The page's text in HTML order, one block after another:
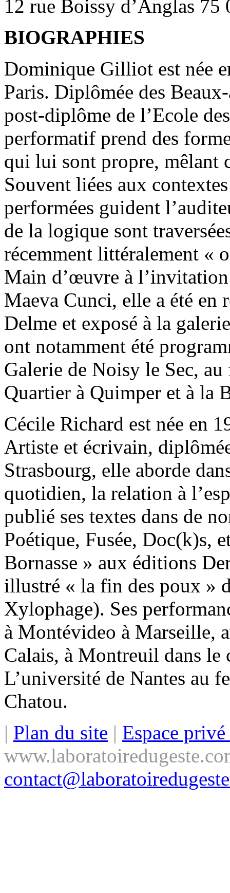
12 rue Boissy d’Anglas 75
BIOGRAPHIES
Dominique Gilliot est née
Paris. Diplômée des
post-diplôme de l’Ecole
performatif prend des
qui lui sont propre, mêlant
Souvent liées aux
performées guident
de la logique sont
récemment littéralement «
Main d’œuvre à
Maeva Cunci, elle a été en
Delme et exposé à la
ont notamment été
Galerie de Noisy le Sec,
Quartier à Quimper et à la
Cécile Richard est née en
Artiste et écrivain,
Strasbourg, elle aborde
quotidien, la relation à
publié ses textes dans de
Poétique, Fusée, Doc(k)s,
Bornasse » aux éditions
illustré « la fin des poux »
Xylophage). Ses
à Montévideo à Marseille,
Calais, à Montreuil dans le
L’université de Nantes au
Chatou.
| Plan du site | Espace privé